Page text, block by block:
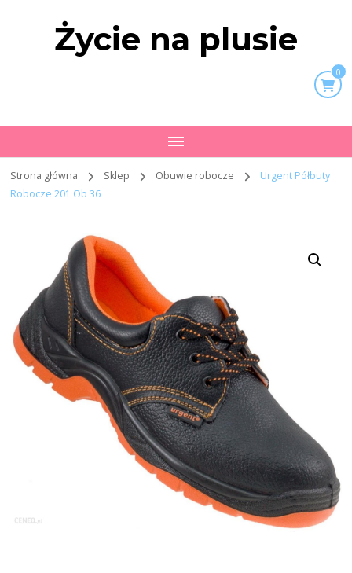
Życie na plusie
0
Strona główna Sklep Obuwie robocze
Urgent Półbuty
Robocze 201 Ob 36